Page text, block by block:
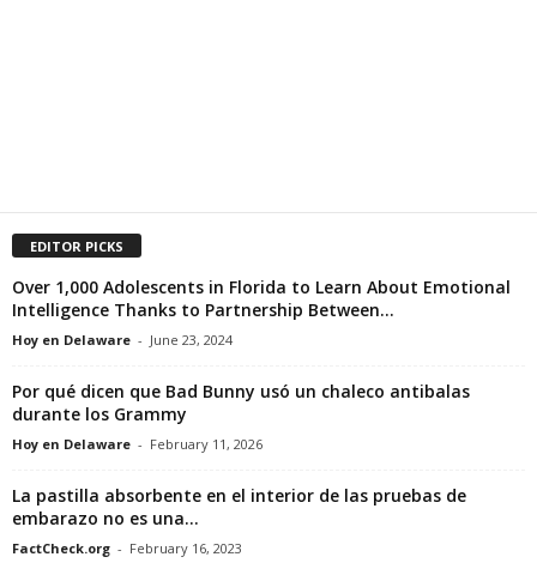
EDITOR PICKS
Over 1,000 Adolescents in Florida to Learn About Emotional
Intelligence Thanks to Partnership Between...
Hoy en Delaware - June 23, 2024
Por qué dicen que Bad Bunny usó un chaleco antibalas
durante los Grammy
Hoy en Delaware - February 11, 2026
La pastilla absorbente en el interior de las pruebas de
embarazo no es una...
FactCheck.org - February 16, 2023